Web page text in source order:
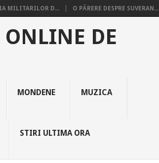
MILITARILOR D... O PĂRERE DESPRE SUVERAN...
ONLINE DE
MONDENE MUZICA
STIRI ULTIMA ORA